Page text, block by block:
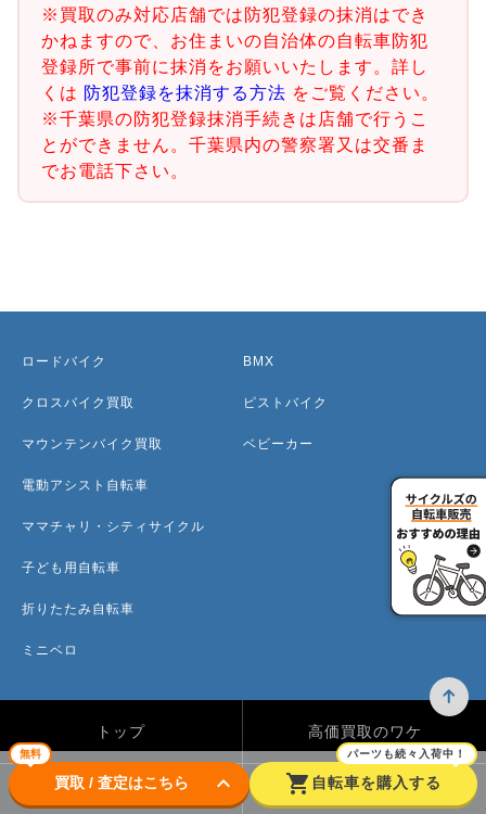
※買取のみ対応店舗では防犯登録の抹消はでき
かねますので、お住まいの自治体の自転車防犯
登録所で事前に抹消をお願いいたします。詳し
くは 防犯登録を抹消する方法 をご覧ください。
※千葉県の防犯登録抹消手続きは店舗で行うこ
とができません。千葉県内の警察署又は交番ま
でお電話下さい。
無料
買取 / 査定はこちら keyboard_arrow_down shopping_cart
パーツも続々入荷中！
自転車を購入する
ロードバイク
クロスバイク買取
マウンテンバイク買取
電動アシスト自転車
ママチャリ・シティサイクル
子ども用自転車
折りたたみ自転車
ミニベロ
BMX
ピストバイク
ベビーカー
トップ 高価買取のワケ
買取方法 買取カテゴリー